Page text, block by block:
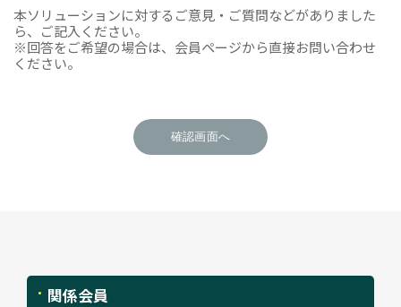
本ソリューションに対するご意見・ご質問などがありました
ら、ご記入ください。
※回答をご希望の場合は、会員ページから直接お問い合わせ
ください。
関係会員